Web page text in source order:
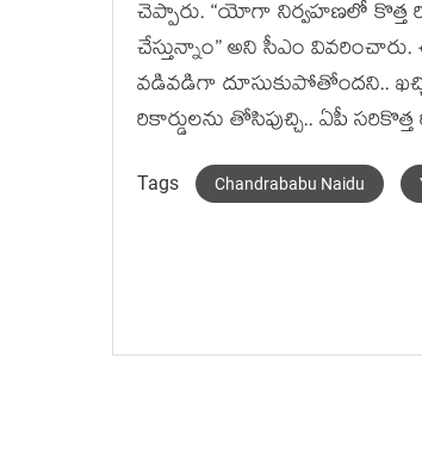
చెప్పారు. “యోగా నిర్వహణలో కొత్త
చేస్తున్నాం” అని సీఎం
వ‌డివ‌డిగా దూసుకుపోతోంద‌ని..
రికార్డుల‌ను తోసిపుచ్చి.. ఏపీ
Tags Chandrababu Naidu